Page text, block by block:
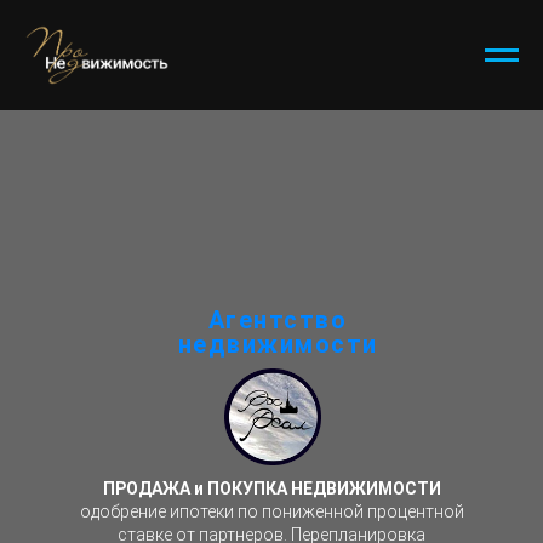
Агентство
недвижимости
ПРОДАЖА и ПОКУПКА НЕДВИЖИМОСТИ
одобрение ипотеки по пониженной процентной
ставке от партнеров. Перепланировка